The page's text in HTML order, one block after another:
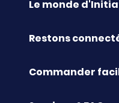
Le monde
Enquête de
Restons
La newsletter
Commander